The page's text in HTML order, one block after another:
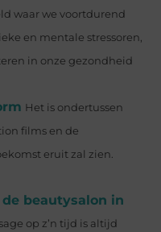
waar we voortdurend
en mentale stressoren,
in onze gezondheid
Het is ondertussen
films en de
eruit zal zien.
beautysalon in
op z’n tijd is altijd